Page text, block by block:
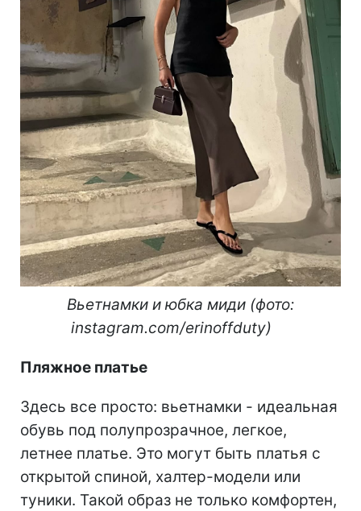
Вьетнамки и юбка миди (фото:
instagram.com/erinoffduty)
Пляжное платье
Здесь все просто: вьетнамки - идеальная
обувь под полупрозрачное, легкое,
летнее платье. Это могут быть платья с
открытой спиной, халтер-модели или
туники. Такой образ не только комфортен,